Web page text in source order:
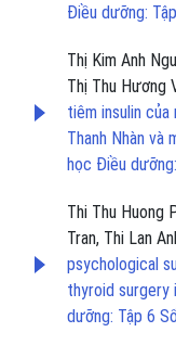
Điều dưỡng:
Thị Kim Anh
Thị Thu Hương
tiêm insulin
Thanh Nhàn và
học Điều
Thi Thu Huong
Tran, Thi Lan
psychological
thyroid surgery
dưỡng: Tập 6